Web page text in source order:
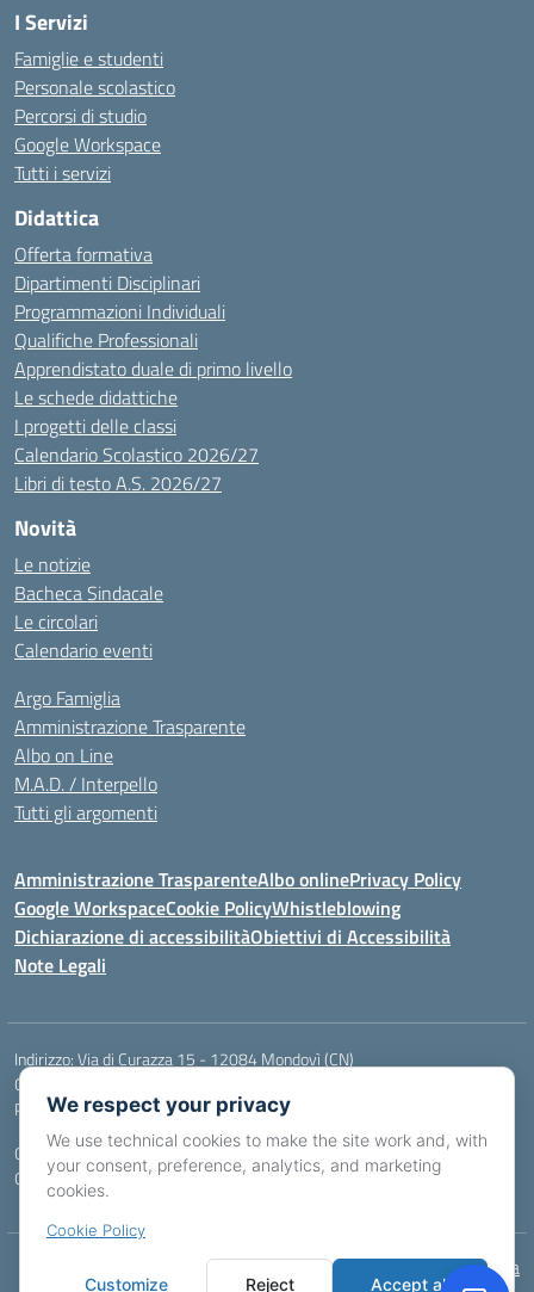
I Servizi
Famiglie e studenti
Personale scolastico
Percorsi di studio
Google Workspace
Tutti i servizi
Didattica
Offerta formativa
Dipartimenti Disciplinari
Programmazioni Individuali
Qualifiche Professionali
Apprendistato duale di primo livello
Le schede didattiche
I progetti delle classi
Calendario Scolastico 2026/27
Libri di testo A.S. 2026/27
Novità
Le notizie
Bacheca Sindacale
Le circolari
Calendario eventi
Argo Famiglia
Amministrazione Trasparente
Albo on Line
M.A.D. / Interpello
Tutti gli argomenti
Amministrazione TrasparenteAlbo onlinePrivacy Policy
Google WorkspaceCookie PolicyWhistleblowing
Dichiarazione di accessibilitàObiettivi di Accessibilità
Note Legali
Indirizzo:Via di Curazza 15 - 12084 Mondovì (CN)
Centralino:
Posta elettronica certificata (PEC):cnis02900p@pec.istruzione.it
Codice fiscale: 84004970046
Codice meccanografico:CNIS02900P
Idea e progetto di Designers Italia
We respect your privacy
We use technical cookies to make the site work and, with
your consent, preference, analytics, and marketing
cookies.
Cookie Policy
Customize Reject Accept all